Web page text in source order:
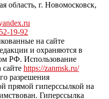
область, г. Новомосковск,
19-92
на сайте
и охраняются в
РФ. Использование
https://zanmsk.ru/
разрешения
прямой гиперссылкой на
Гиперссылка